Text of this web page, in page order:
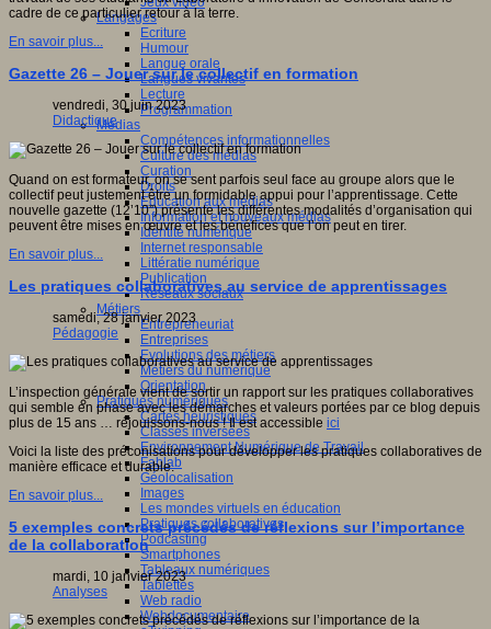
Langages
Ecriture
Humour
Langue orale
Langues vivantes
Lecture
Programmation
Médias
Compétences informationnelles
Culture des médias
Curation
Droits
Education aux médias
Information et nouveaux médias
Identité numérique
Internet responsable
Littératie numérique
Publication
Réseaux sociaux
Métiers
Entrepreneuriat
Entreprises
Evolutions des métiers
Métiers du numérique
Orientation
Pratiques numériques
Cartes heuristiques
Classes inversées
Environnement Numérique de Travail
Fablab
Géolocalisation
Images
Les mondes virtuels en éducation
Pratiques collaboratives
Podcasting
Smartphones
Tableaux numériques
Tablettes
Web radio
Webdocumentaire
cadre de ce particulier retour à la terre.
En savoir plus...
Gazette 26 – Jouer sur le collectif en formation
vendredi, 30 juin 2023
Didactique
Quand on est formateur, on se sent parfois seul face au groupe alors que le
collectif peut justement être un formidable appui pour l’apprentissage. Cette
nouvelle gazette (12’10”) présente les différentes modalités d’organisation qui
peuvent être mises en œuvre et les bénéfices que l’on peut en tirer.
En savoir plus...
Les pratiques collaboratives au service de apprentissages
samedi, 28 janvier 2023
Pédagogie
L’inspection générale vient de sortir un rapport sur les pratiques collaboratives
qui semble en phase avec les démarches et valeurs portées par ce blog depuis
plus de 15 ans … réjouissons-nous ! Il est accessible ici
Voici la liste des préconisations pour développer les pratiques collaboratives de
manière efficace et durable.
En savoir plus...
5 exemples concrets précédés de réflexions sur l’importance
de la collaboration
mardi, 10 janvier 2023
Analyses